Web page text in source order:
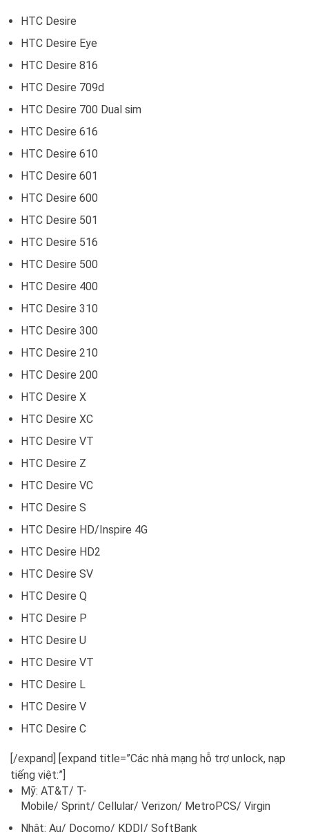
HTC Desire
HTC Desire Eye
HTC Desire 816
HTC Desire 709d
HTC Desire 700 Dual sim
HTC Desire 616
HTC Desire 610
HTC Desire 601
HTC Desire 600
HTC Desire 501
HTC Desire 516
HTC Desire 500
HTC Desire 400
HTC Desire 310
HTC Desire 300
HTC Desire 210
HTC Desire 200
HTC Desire X
HTC Desire XC
HTC Desire VT
HTC Desire Z
HTC Desire VC
HTC Desire S
HTC Desire HD/Inspire 4G
HTC Desire HD2
HTC Desire SV
HTC Desire Q
HTC Desire P
HTC Desire U
HTC Desire VT
HTC Desire L
HTC Desire V
HTC Desire C
[/expand] [expand title=”Các nhà mạng hỗ trợ unlock, nạp
tiếng việt:”]
Mỹ: AT&T/ T-
Mobile/ Sprint/ Cellular/ Verizon/ MetroPCS/ Virgin
Nhật: Au/ Docomo/ KDDI/ SoftBank